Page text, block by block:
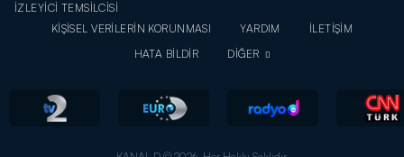
İZLEYİCİ TEMSİLCİSİ
KİŞİSEL VERİLERİN KORUNMASI
YARDIM
İLETİŞİM
HATA BİLDİR
DİĞER